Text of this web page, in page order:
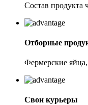
Состав продукта
Отборные
Фермерские
Свои курьеры